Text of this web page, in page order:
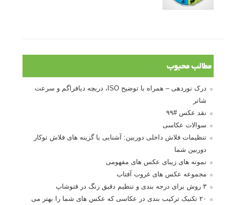
مطالب محبوب
درک نوردهی – همراه با توضیح ISO، دریچه دیافراگم و سرعت
شاتر
نقد عکس #۹۹
سوالات عکاسی
تنظیمات فلاش داخلی دوربین: آشنایی با گزینه های فلاش توکار
دوربین شما
نمونه های زیبای عکس های مفهومی
مجموعه عکس های غروب آفتاب
۳ روش برای درجه بندی و تنظیم دقیق رنگ در فتوشاپ
۲۰ تکنیک ترکیب بندی در عکاسی که عکس های شما را بهتر می